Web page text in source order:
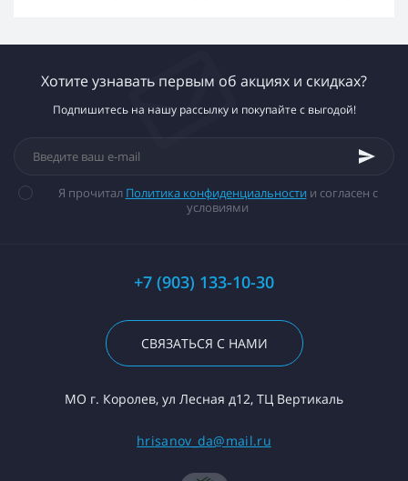
Хотите узнавать первым об акциях и скидках?
Подпишитесь на нашу рассылку и покупайте с выгодой!
Я прочитал Политика конфиденциальности и согласен с
условиями
+7 (903) 133-10-30
СВЯЗАТЬСЯ С НАМИ
МО г. Королев, ул Лесная д12, ТЦ Вертикаль
hrisanov_da@mail.ru